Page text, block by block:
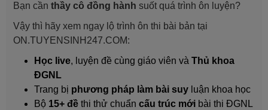
Bạn cần thầy cô đồng hành suốt quá trình ôn luyện?
Vậy thì hãy xem ngay lộ trình ôn thi bài bản tại
ON.TUYENSINH247.COM:
Học live, luyện đề cùng giáo viên và Thủ khoa
ĐGNL
Trang bị phương pháp làm bài suy luận khoa học
Bộ 15+ đề thi thử chuẩn cấu trúc mới bài thi ĐGNL